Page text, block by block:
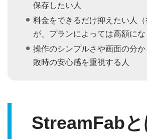
保存したい人
料金をできるだけ抑えたい人
が、プランによっては高額にな
操作のシンプルさや画面の分
敗時の安心感を重視する人
StreamFabと